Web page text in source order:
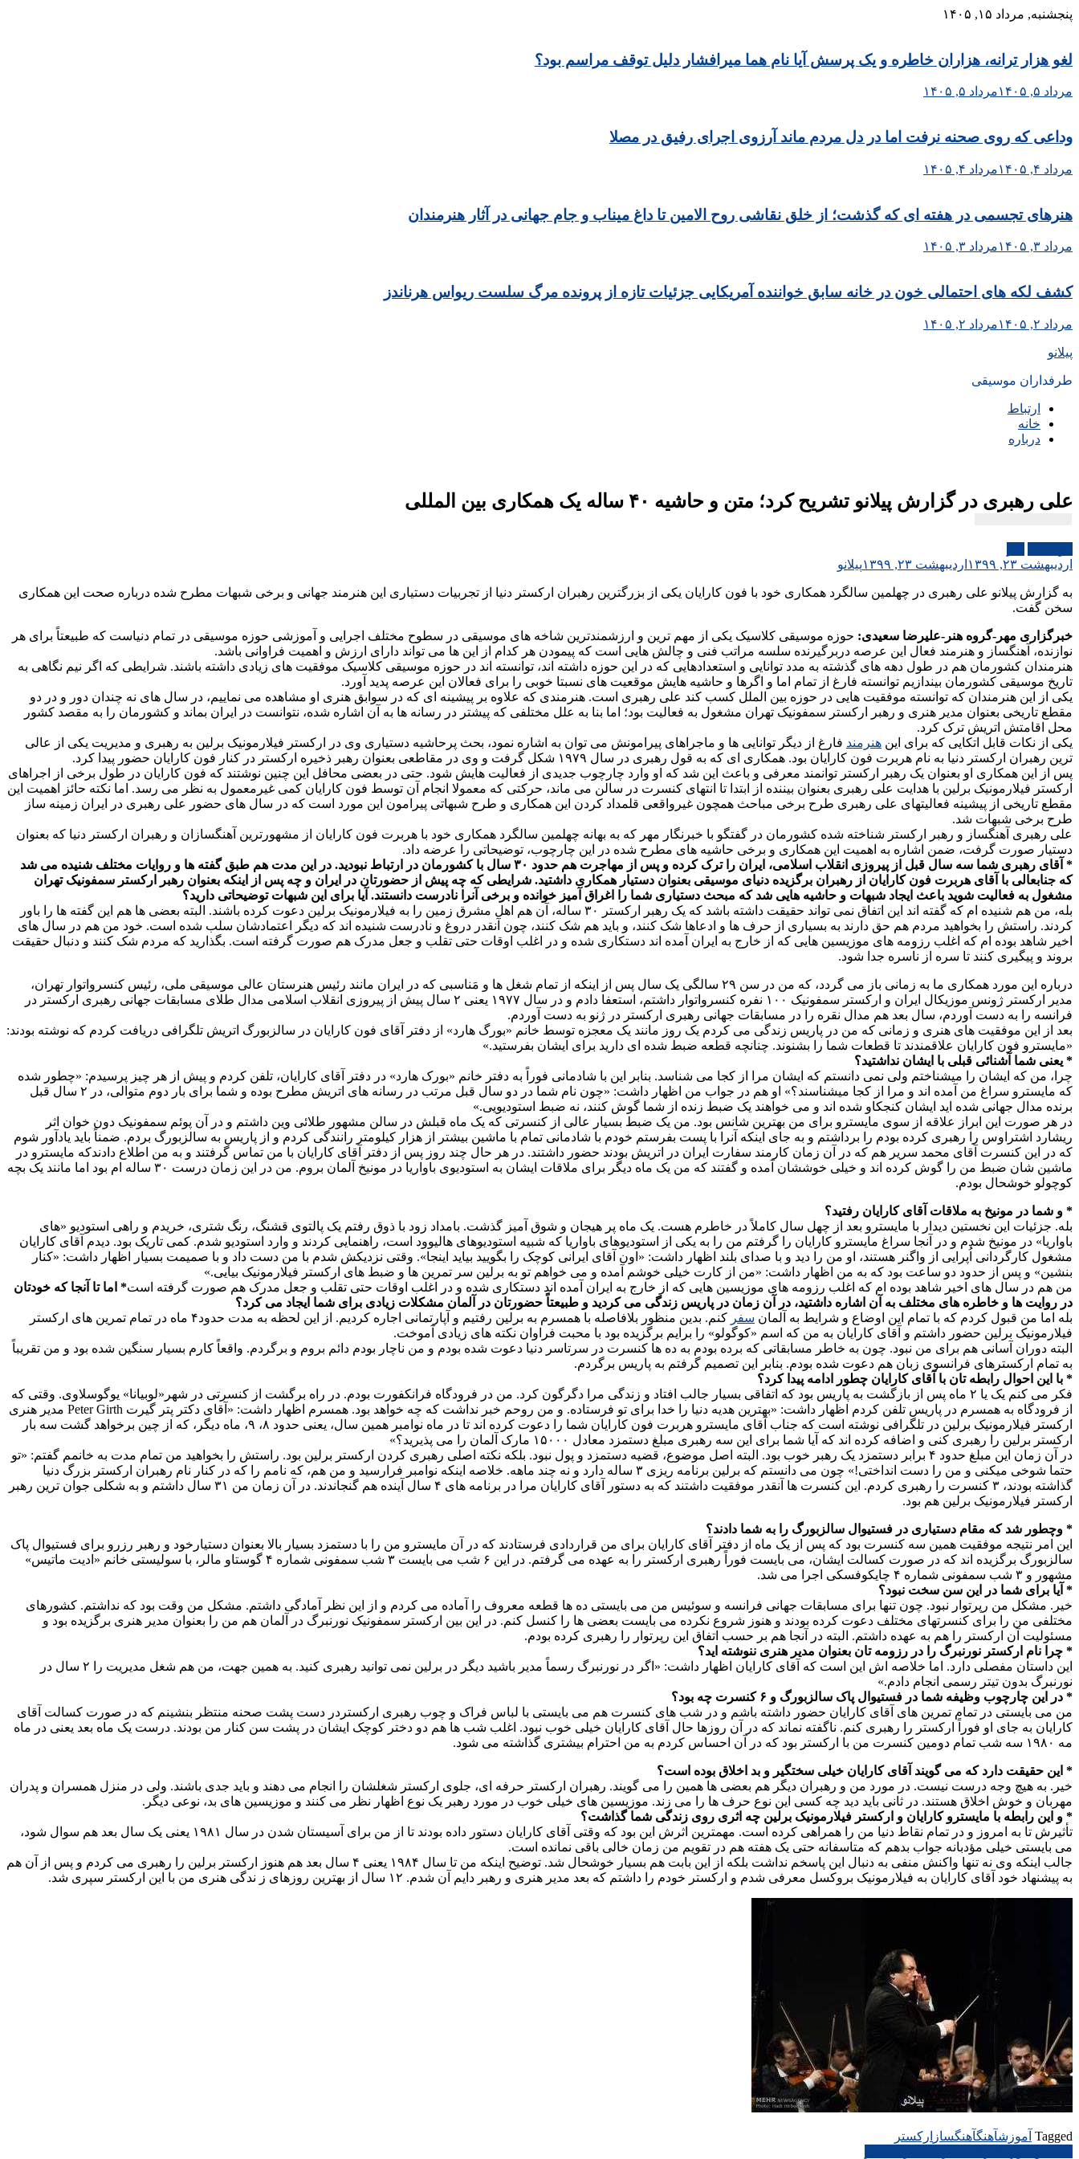
Skip
پنجشنبه, مرداد ۱۵, ۱۴۰۵
لغو هزار ترانه، هزاران خاطره و یک پرسش آیا نام هما میرافشار دلیل توقف مراسم بود؟
مرداد ۵, ۱۴۰۵ مرداد ۵, ۱۴۰۵
وداعی که روی صحنه نرفت اما در دل مردم ماند آرزوی اجرای رفیق در مصلا
مرداد ۴, ۱۴۰۵ مرداد ۴, ۱۴۰۵
هنرهای تجسمی در هفته ای که گذشت؛ از خلق نقاشی روح الامین تا داغ میناب و جام جهانی در آثار هنرمندان
مرداد ۳, ۱۴۰۵ مرداد ۳, ۱۴۰۵
کشف لکه های احتمالی خون در خانه سابق خواننده آمریکایی جزئیات تازه از پرونده مرگ سلست ریواس هرناندز
مرداد ۲, ۱۴۰۵ مرداد ۲, ۱۴۰۵
پیلانو
طرفداران موسیقی
ارتباط
خانه
درباره
علی رهبری در گزارش پیلانو تشریح کرد؛ متن و حاشیه ۴۰ ساله یک همکاری بین المللی
اردیبهشت ۲۳, ۱۳۹۹
اردیبهشت ۲۳, ۱۳۹۹ پیلانو
به گزارش پیلانو علی رهبری در چهلمین سالگرد همکاری خود با فون کارایان یکی از بزرگترین رهبران ارکستر دنیا از تجربیات دستیاری این هنرمند جهانی و برخی شبهات مطرح شده درباره صحت این همکاری
سخن گفت.
خبرگزاری مهر-گروه هنر-علیرضا سعیدی: حوزه موسیقی کلاسیک یکی از مهم ترین و ارزشمندترین شاخه های موسیقی در سطوح مختلف اجرایی و آموزشی حوزه موسیقی در تمام دنیاست که طبیعتاً برای هر
نوازنده، آهنگساز و هنرمند فعال این عرصه دربرگیرنده سلسه مراتب فنی و چالش هایی است که پیمودن هر کدام از این ها می تواند دارای ارزش و اهمیت فراوانی باشد.
هنرمندان کشورمان هم در طول دهه های گذشته به مدد توانایی و استعدادهایی که در این حوزه داشته اند، توانسته اند در حوزه موسیقی کلاسیک موفقیت های زیادی داشته باشند. شرایطی که اگر نیم نگاهی به
تاریخ موسیقی کشورمان بیندازیم توانسته فارغ از تمام اما و اگرها و حاشیه هایش موقعیت های نسبتا خوبی را برای فعالان این عرصه پدید آورد.
یکی از این هنرمندان که توانسته موفقیت هایی در حوزه بین الملل کسب کند علی رهبری است. هنرمندی که علاوه بر پیشینه ای که در سوابق هنری او مشاهده می نماییم، در سال های نه چندان دور و در دو
مقطع تاریخی بعنوان مدیر هنری و رهبر ارکستر سمفونیک تهران مشغول به فعالیت بود؛ اما بنا به علل مختلفی که پیشتر در رسانه ها به آن اشاره شده، نتوانست در ایران بماند و کشورمان را به مقصد کشور
محل اقامتش اتریش ترک کرد.
یکی از نکات قابل اتکایی که برای این هنرمند فارغ از دیگر توانایی ها و ماجراهای پیرامونش می توان به اشاره نمود، بحث پرحاشیه دستیاری وی در ارکستر فیلارمونیک برلین به رهبری و مدیریت یکی از عالی
ترین رهبران ارکستر دنیا به نام هربرت فون کارایان بود. همکاری ای که به قول رهبری در سال ۱۹۷۹ شکل گرفت و وی در مقاطعی بعنوان رهبر ذخیره ارکستر در کنار فون کارایان حضور پیدا کرد.
پس از این همکاری او بعنوان یک رهبر ارکستر توانمند معرفی و باعث این شد که او وارد چارچوب جدیدی از فعالیت هایش شود. حتی در بعضی محافل این چنین نوشتند که فون کارایان در طول برخی از اجراهای
ارکستر فیلارمونیک برلین با هدایت علی رهبری بعنوان بیننده از ابتدا تا انتهای کنسرت در سالن می ماند، حرکتی که معمولا انجام آن توسط فون کارایان کمی غیرمعمول به نظر می رسد. اما نکته حائز اهمیت این
مقطع تاریخی از پیشینه فعالیتهای علی رهبری طرح برخی مباحث همچون غیرواقعی قلمداد کردن این همکاری و طرح شبهاتی پیرامون این مورد است که در سال های حضور علی رهبری در ایران زمینه ساز
طرح برخی شبهات شد.
علی رهبری آهنگساز و رهبر ارکستر شناخته شده کشورمان در گفتگو با خبرنگار مهر که به بهانه چهلمین سالگرد همکاری خود با هربرت فون کارایان از مشهورترین آهنگسازان و رهبران ارکستر دنیا که بعنوان
دستیار صورت گرفت، ضمن اشاره به اهمیت این همکاری و برخی حاشیه های مطرح شده در این چارچوب، توضیحاتی را عرضه داد.
* آقای رهبری شما سه سال قبل از پیروزی انقلاب اسلامی، ایران را ترک کرده و پس از مهاجرت هم حدود ۳۰ سال با کشورمان در ارتباط نبودید. در این مدت هم طبق گفته ها و روایات مختلف شنیده می شد
که جنابعالی با آقای هربرت فون کارایان از رهبران برگزیده دنیای موسیقی بعنوان دستیار همکاری داشتید. شرایطی که چه پیش از حضورتان در ایران و چه پس از اینکه بعنوان رهبر ارکستر سمفونیک تهران
مشغول به فعالیت شوید باعث ایجاد شبهات و حاشیه هایی شد که مبحث دستیاری شما را اغراق آمیز خوانده و برخی آنرا نادرست دانستند. آیا برای این شبهات توضیحاتی دارید؟
بله، من هم شنیده ام که گفته اند این اتفاق نمی تواند حقیقت داشته باشد که یک رهبر ارکستر ۳۰ ساله، آن هم اهل مشرق زمین را به فیلارمونیک برلین دعوت کرده باشند. البته بعضی ها هم این گفته ها را باور
کردند. راستش را بخواهید مردم هم حق دارند به بسیاری از حرف ها و ادعاها شک کنند، و باید هم شک کنند، چون آنقدر دروغ و نادرست شنیده اند که دیگر اعتمادشان سلب شده است. خود من هم در سال های
اخیر شاهد بوده ام که اغلب رزومه های موزیسین هایی که از خارج به ایران آمده اند دستکاری شده و در اغلب اوقات حتی تقلب و جعل مدرک هم صورت گرفته است. بگذارید که مردم شک کنند و دنبال حقیقت
بروند و پیگیری کنند تا سره از ناسره جدا شود.
درباره این مورد همکاری ما به زمانی باز می گردد، که من در سن ۲۹ سالگی یک سال پس از اینکه از تمام شغل ها و مَناسبی که در ایران مانند رئیس هنرستان عالی موسیقی ملی، رئیس کنسرواتوار تهران،
مدیر ارکستر ژونس موزیکال ایران و ارکستر سمفونیک ۱۰۰ نفره کنسرواتوار داشتم، استعفا دادم و در سال ۱۹۷۷ یعنی ۲ سال پیش از پیروزی انقلاب اسلامی مدال طلای مسابقات جهانی رهبری ارکستر در
فرانسه را به دست آوردم، سال بعد هم مدال نقره را در مسابقات جهانی رهبری ارکستر در ژنو به دست آوردم.
بعد از این موفقیت های هنری و زمانی که من در پاریس زندگی می کردم یک روز مانند یک معجزه توسط خانم «بورگ هارد» از دفتر آقای فون کارایان در سالزبورگ اتریش تلگرافی دریافت کردم که نوشته بودند:
«مایسترو فون کارایان علاقمندند تا قطعات شما را بشنوند. چنانچه قطعه ضبط شده ای دارید برای ایشان بفرستید.»
* یعنی شما آشنائی قبلی با ایشان نداشتید؟
چرا، من که ایشان را میشناختم ولی نمی دانستم که ایشان مرا از کجا می شناسد. بنابر این با شادمانی فوراً به دفتر خانم «بورک هارد» در دفتر آقای کارایان، تلفن کردم و پیش از هر چیز پرسیدم: «چطور شده
که مایسترو سراغ من آمده اند و مرا از کجا میشناسند؟» او هم در جواب من اظهار داشت: «چون نام شما در دو سال قبل مرتب در رسانه های اتریش مطرح بوده و شما برای بار دوم متوالی، در ۲ سال قبل
برنده مدال جهانی شده اید ایشان کنجکاو شده اند و می خواهند یک ضبط زنده از شما گوش کنند، نه ضبط استودیویی.»
در هر صورت این ابراز علاقه از سوی مایسترو برای من بهترین شانس بود. من یک ضبط بسیار عالی از کنسرتی که یک ماه قبلش در سالن مشهور طلائی وین داشتم و در آن پوئم سمفونیک دون خوان اثر
ریشارد اشتراوس را رهبری کرده بودم را برداشتم و به جای اینکه آنرا با پست بفرستم خودم با شادمانی تمام با ماشین بیشتر از هزار کیلومتر رانندگی کردم و از پاریس به سالزبورگ بردم. ضمناً باید یادآور شوم
که در این کنسرت آقای محمد سریر هم که در آن زمان کارمند سفارت ایران در اتریش بودند حضور داشتند. در هر حال چند روز پس از دفتر آقای کارایان با من تماس گرفتند و به من اطلاع دادندکه مایسترو در
ماشین شان ضبط من را گوش کرده اند و خیلی خوششان آمده و گفتند که من یک ماه دیگر برای ملاقات ایشان به استودیوی باواریا در مونیخ آلمان بروم. من در این زمان درست ۳۰ ساله ام بود اما مانند یک بچه
کوچولو خوشحال بودم.
* و شما در مونیخ به ملاقات آقای کارایان رفتید؟
بله. جزئیات این نخستین دیدار با مایسترو بعد از چهل سال کاملاً در خاطرم هست. یک ماه پر هیجان و شوق آمیز گذشت. بامداد زود با ذوق رفتم یک پالتوی قشنگ، رنگ شتری، خریدم و راهی استودیو «های
باواریا» در مونیخ شدم و در آنجا سراغ مایسترو کارایان را گرفتم من را به یکی از استودیوهای باواریا که شبیه استودیوهای هالیوود است، راهنمایی کردند و وارد استودیو شدم. کمی تاریک بود. دیدم آقای کارایان
مشغول کارگردانی اُپرایی از واگنر هستند، او من را دید و با صدای بلند اظهار داشت: «اون آقای ایرانی کوچک را بگویید بیاید اینجا». وقتی نزدیکش شدم با من دست داد و با صمیمت بسیار اظهار داشت: «کنار
بنشین» و پس از حدود دو ساعت بود که به من اظهار داشت: «من از کارت خیلی خوشم آمده و می خواهم تو به برلین سر تمرین ها و ضبط های ارکستر فیلارمونیک بیایی.»
من هم در سال های اخیر شاهد بوده ام که اغلب رزومه های موزیسین هایی که از خارج به ایران آمده اند دستکاری شده و در اغلب اوقات حتی تقلب و جعل مدرک هم صورت گرفته است* اما تا آنجا که خودتان
در روایت ها و خاطره های مختلف به آن اشاره داشتید، در آن زمان در پاریس زندگی می کردید و طبیعتاً حضورتان در آلمان مشکلات زیادی برای شما ایجاد می کرد؟
بله اما من قبول کردم که با تمام این اوضاع و شرایط به آلمان سفر
کنم. بدین منظور بلافاصله با همسرم به برلین رفتیم و آپارتمانی اجاره کردیم. از این لحظه به مدت حدود۴ ماه در تمام تمرین های ارکستر
فیلارمونیک برلین حضور داشتم و آقای کارایان به من که اسم «کوگولو» را برایم برگزیده بود با محبت فراوان نکته های زیادی آموخت.
البته دوران آسانی هم برای من نبود. چون به خاطر مسابقاتی که برده بودم به ده ها کنسرت در سرتاسر دنیا دعوت شده بودم و من ناچار بودم دائم بروم و برگردم. واقعاً کارم بسیار سنگین شده بود و من تقریباً
به تمام ارکسترهای فرانسوی زبان هم دعوت شده بودم. بنابر این تصمیم گرفتم به پاریس برگردم.
* با این احوال رابطه تان با آقای کارایان چطور ادامه پیدا کرد؟
فکر می کنم یک یا ۲ ماه پس از بازگشت به پاریس بود که اتفاقی بسیار جالب افتاد و زندگی مرا دگرگون کرد. من در فرودگاه فرانکفورت بودم. در راه برگشت از کنسرتی در شهر«لوبیانا» یوگوسلاوی. وقتی که
از فرودگاه به همسرم در پاریس تلفن کردم اظهار داشت: «بهترین هدیه دنیا را خدا برای تو فرستاده. و من روحم خبر نداشت که چه خواهد بود. همسرم اظهار داشت: «آقای دکتر پتر گیرت Peter Girth مدیر هنری
ارکستر فیلارمونیک برلین در تلگرافی نوشته است که جناب آقای مایسترو هربرت فون کارایان شما را دعوت کرده اند تا در ماه نوامبر همین سال، یعنی حدود ۸، ۹، ماه دیگر، که از چین برخواهد گشت سه بار
ارکستر برلین را رهبری کنی و اضافه کرده اند که آیا شما برای این سه رهبری مبلغ دستمزد معادل ۱۵۰۰۰ مارک آلمان را می پذیرید؟»
در آن زمان این مبلغ حدود ۴ برابر دستمزد یک رهبر خوب بود. البته اصل موضوع، قضیه دستمزد و پول نبود. بلکه نکته اصلی رهبری کردن ارکستر برلین بود. راستش را بخواهید من تمام مدت به خانمم گفتم: «تو
حتما شوخی میکنی و من را دست انداختی!» چون می دانستم که برلین برنامه ریزی ۳ ساله دارد و نه چند ماهه. خلاصه اینکه نوامبر فرارسید و من هم، که نامم را که در کنار نام رهبران ارکستر بزرگ دنیا
گذاشته بودند، ۳ کنسرت را رهبری کردم. این کنسرت ها آنقدر موفقیت داشتند که به دستور آقای کارایان مرا در برنامه های ۴ سال آینده هم گنجاندند. در آن زمان من ۳۱ سال داشتم و به شکلی جوان ترین رهبر
ارکستر فیلارمونیک برلین هم بود.
* وچطور شد که مقام دستیاری در فستیوال سالزبورگ را به شما دادند؟
این امر نتیجه موفقیت همین سه کنسرت بود که پس از یک ماه از دفتر آقای کارایان برای من قراردادی فرستادند که در آن مایسترو من را با دستمزد بسیار بالا بعنوان دستیارخود و رهبر رزرو برای فستیوال پاک
سالزبورگ برگزیده اند که در صورت کسالت ایشان، می بایست فوراً رهبری ارکستر را به عهده می گرفتم. در این ۶ شب می بایست ۳ شب سمفونی شماره ۴ گوستاو مالر، با سولیستی خانم «ادیت ماتیس»
مشهور و ۳ شب سمفونی شماره ۴ چایکوفسکی اجرا می شد.
* آیا برای شما در این سن سخت نبود؟
خیر. مشکل من رپرتوار نبود. چون تنها برای مسابقات جهانی فرانسه و سوئیس من می بایستی ده ها قطعه معروف را آماده می کردم و از این نظر آمادگی داشتم. مشکل من وقت بود که نداشتم. کشورهای
مختلفی من را برای کنسرتهای مختلف دعوت کرده بودند و هنوز شروع نکرده می بایست بعضی ها را کنسل کنم. در این بین ارکستر سمفونیک نورنبرگ در آلمان هم من را بعنوان مدیر هنری برگزیده بود و
مسئولیت آن ارکستر را هم به عهده داشتم. البته در آنجا هم بر حسب اتفاق این رپرتوار را رهبری کرده بودم.
* چرا نام ارکستر نورنبرگ را در رزومه تان بعنوان مدیر هنری ننوشته اید؟
این داستان مفصلی دارد. اما خلاصه اش این است که آقای کارایان اظهار داشت: «اگر در نورنبرگ رسماً مدیر باشید دیگر در برلین نمی توانید رهبری کنید. به همین جهت، من هم شغل مدیریت را ۲ سال در
نورنبرگ بدون تیتر رسمی انجام دادم.»
* در این چارچوب وظیفه شما در فستیوال پاک سالزبورگ و ۶ کنسرت چه بود؟
من می بایستی در تمام تمرین های آقای کارایان حضور داشته باشم و در شب های کنسرت هم می بایستی با لباس فراک و چوب رهبری ارکستردر دست پشت صحنه منتظر بنشینم که در صورت کسالت آقای
کارایان به جای او فوراً ارکستر را رهبری کنم. ناگفته نماند که در آن روزها حال آقای کارایان خیلی خوب نبود. اغلب شب ها هم دو دختر کوچک ایشان در پشت سن کنار من بودند. درست یک ماه بعد یعنی در ماه
مه ۱۹۸۰ سه شب تمام دومین کنسرت من با ارکستر بود که در آن احساس کردم به من احترام بیشتری گذاشته می شود.
* این حقیقت دارد که می گویند آقای کارایان خیلی سختگیر و بد اخلاق بوده است؟
خیر. به هیچ وجه درست نیست. در مورد من و رهبران دیگر هم بعضی ها همین را می گویند. رهبران ارکستر حرفه ای، جلوی ارکستر شغلشان را انجام می دهند و باید جدی باشند. ولی در منزل همسران و پدران
مهربان و خوش اخلاق هستند. در ثانی باید دید چه کسی این نوع حرف ها را می زند. موزیسین های خیلی خوب در مورد رهبر یک نوع اظهار نظر می کنند و موزیسین های بد، نوعی دیگر.
* و این رابطه با مایسترو کارایان و ارکستر فیلارمونیک برلین چه اثری روی زندگی شما گذاشت؟
تأثیرش تا به امروز و در تمام نقاط دنیا من را همراهی کرده است. مهمترین اثرش این بود که وقتی آقای کارایان دستور داده بودند تا از من برای آسیستان شدن در سال ۱۹۸۱ یعنی یک سال بعد هم سوال شود،
می بایستی خیلی مؤدبانه جواب بدهم که متاسفانه حتی یک هفته هم در تقویم من زمان خالی باقی نمانده است.
جالب اینکه وی نه تنها واکنش منفی به دنبال این پاسخم نداشت بلکه از این بابت هم بسیار خوشحال شد. توضیح اینکه من تا سال ۱۹۸۴ یعنی ۴ سال بعد هم هنوز ارکستر برلین را رهبری می کردم و پس از آن هم
به پیشنهاد خود آقای کارایان به فیلارمونیک بروکسل معرفی شدم و ارکستر خودم را داشتم که بعد مدیر هنری و رهبر دایم آن شدم. ۱۲ سال از بهترین روزهای ز ندگی هنری من با این ارکستر سپری شد.
Tagged آموزشآهنگآهنگساز اركستر
راهبری